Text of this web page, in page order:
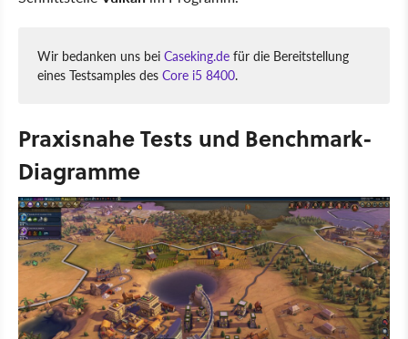
Wir bedanken uns bei Caseking.de für die Bereitstellung
eines Testsamples des Core i5 8400.
Praxisnahe Tests und Benchmark-
Diagramme